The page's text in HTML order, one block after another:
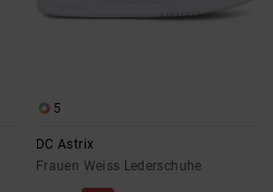
5
DC Astrix
Frauen Weiss Lederschuhe